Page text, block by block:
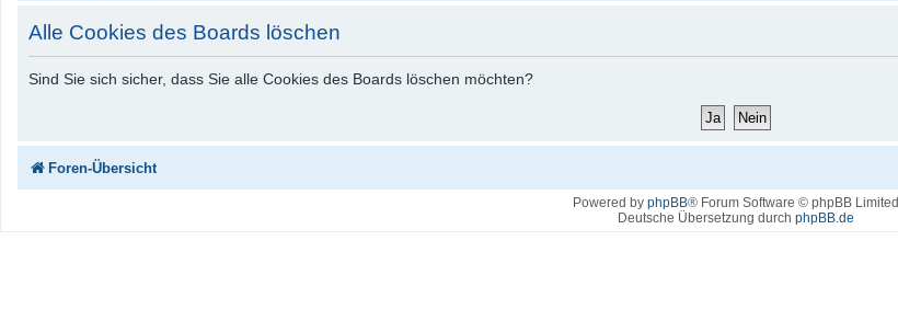
Alle Cookies des Boards löschen
Sind Sie sich sicher, dass Sie alle Cookies des Boards löschen möchten?
Foren-Übersicht
Powered by phpBB® Forum Software © phpBB Limited
Deutsche Übersetzung durch phpBB.de